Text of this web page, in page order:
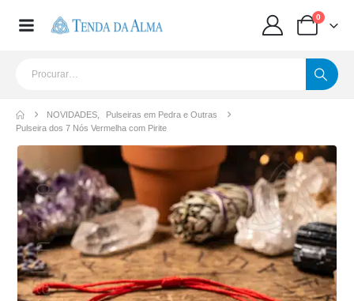
0
NOVIDADES
Pulseiras em Pedra e Outras
Pulseira dos 7 Nós Vermelha com Pirite